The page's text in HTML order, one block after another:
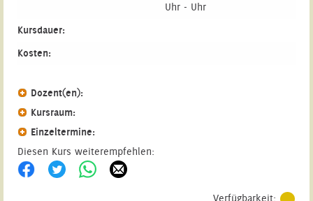
Uhr - Uhr
Kursdauer:
Kosten:
Dozent(en):
Kursraum:
Einzeltermine:
Diesen Kurs weiterempfehlen:
Verfügbarkeit: